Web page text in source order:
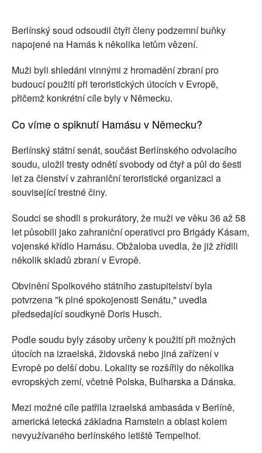
Berlínský soud odsoudil čtyři členy podzemní buňky
napojené na Hamás k několika letům vězení.
Muži byli shledáni vinnými z hromadění zbraní pro
budoucí použití při teroristických útocích v Evropě,
přičemž konkrétní cíle byly v Německu.
Co víme o spiknutí Hamásu v Německu?
Berlínský státní senát, součást Berlínského odvolacího
soudu, uložil tresty odnětí svobody od čtyř a půl do šesti
let za členství v zahraniční teroristické organizaci a
související trestné činy.
Soudci se shodli s prokurátory, že muži ve věku 36 až 58
let působili jako zahraniční operativci pro Brigády Kásam,
vojenské křídlo Hamásu. Obžaloba uvedla, že již zřídili
několik skladů zbraní v Evropě.
Obvinění Spolkového státního zastupitelství byla
potvrzena "k plné spokojenosti Senátu," uvedla
předsedající soudkyně Doris Husch.
Podle soudu byly zásoby určeny k použití při možných
útocích na izraelská, židovská nebo jiná zařízení v
Evropě po delší dobu. Lokality se rozšířily do několika
evropských zemí, včetně Polska, Bulharska a Dánska.
Mezi možné cíle patřila izraelská ambasáda v Berlíně,
americká letecká základna Ramstein a oblast kolem
nevyužívaného berlínského letiště Tempelhof.